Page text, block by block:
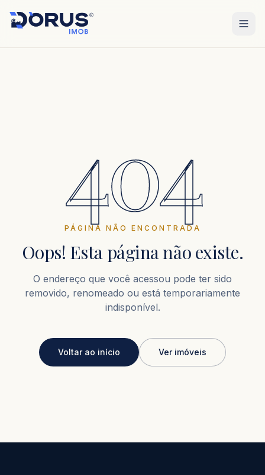
404
PÁGINA NÃO ENCONTRADA
Oops! Esta página não existe.
O endereço que você acessou pode ter sido
removido, renomeado ou está temporariamente
indisponível.
Voltar ao início Ver imóveis